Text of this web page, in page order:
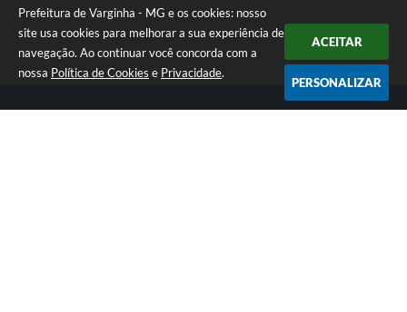
Prefeitura de Varginha - MG e os cookies: nosso
site usa cookies para melhorar a sua experiência de
navegação. Ao continuar você concorda com a
nossa Política de Cookies e Privacidade.
ACEITAR
PERSONALIZAR